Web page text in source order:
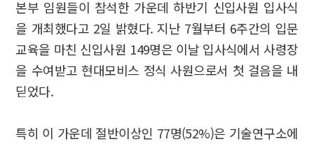
본부 임원들이 참석한 가운데 하반기 신입사원 입사식
을 개최했다고 2일 밝혔다. 지난 7월부터 6주간의 입문
교육을 마친 신입사원 149명은 이날 입사식에서 사령장
을 수여받고 현대모비스 정식 사원으로서 첫 걸음을 내
딛었다.
특히 이 가운데 절반이상인 77명(52%)은 기술연구소에